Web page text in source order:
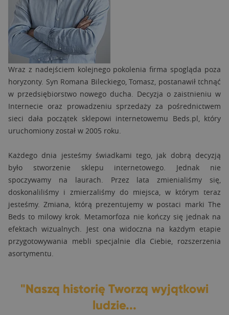
Wraz z nadejściem kolejnego pokolenia firma spogląda poza
horyzonty. Syn Romana Bileckiego, Tomasz, postanawił tchnąć
w przedsiębiorstwo nowego ducha. Decyzja o zaistnieniu w
Internecie oraz prowadzeniu sprzedaży za pośrednictwem
sieci dała początek sklepowi internetowemu Beds.pl, który
uruchomiony został w 2005 roku.
Każdego dnia jesteśmy świadkami tego, jak dobrą decyzją
było stworzenie sklepu internetowego. Jednak nie
spoczywamy na laurach. Przez lata zmienialiśmy się,
doskonaliliśmy i zmierzaliśmy do miejsca, w którym teraz
jesteśmy. Zmiana, którą prezentujemy w postaci marki The
Beds to milowy krok. Metamorfoza nie kończy się jednak na
efektach wizualnych. Jest ona widoczna na każdym etapie
przygotowywania mebli specjalnie dla Ciebie, rozszerzenia
asortymentu.
"Naszą historię Tworzą wyjątkowi
ludzie...